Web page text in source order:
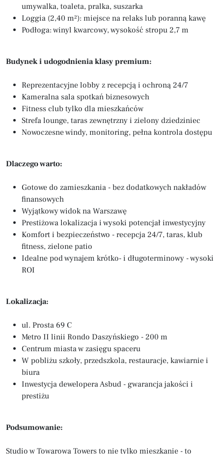
umywalka, toaleta, pralka, suszarka
Loggia (2,40 m²): miejsce na relaks lub poranną kawę
Podłoga: winyl kwarcowy, wysokość stropu 2,7 m
Budynek i udogodnienia klasy premium:
Reprezentacyjne lobby z recepcją i ochroną 24/7
Kameralna sala spotkań biznesowych
Fitness club tylko dla mieszkańców
Strefa lounge, taras zewnętrzny i zielony dziedziniec
Nowoczesne windy, monitoring, pełna kontrola dostępu
Dlaczego warto:
Gotowe do zamieszkania - bez dodatkowych nakładów
finansowych
Wyjątkowy widok na Warszawę
Prestiżowa lokalizacja i wysoki potencjał inwestycyjny
Komfort i bezpieczeństwo - recepcja 24/7, taras, klub
fitness, zielone patio
Idealne pod wynajem krótko- i długoterminowy - wysoki
ROI
Lokalizacja:
ul. Prosta 69 C
Metro II linii Rondo Daszyńskiego - 200 m
Centrum miasta w zasięgu spaceru
W pobliżu szkoły, przedszkola, restauracje, kawiarnie i
biura
Inwestycja dewelopera Asbud - gwarancja jakości i
prestiżu
Podsumowanie:
Studio w Towarowa Towers to nie tylko mieszkanie - to